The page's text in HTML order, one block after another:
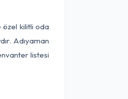
özel kilitli oda
Adıyaman
listesi